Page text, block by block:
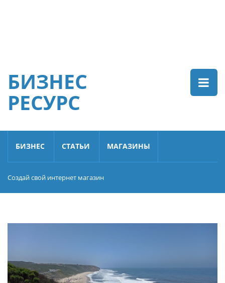
БИЗНЕС
РЕСУРС
БИЗНЕС СТАТЬИ МАГАЗИНЫ
Создай свой интернет магазин